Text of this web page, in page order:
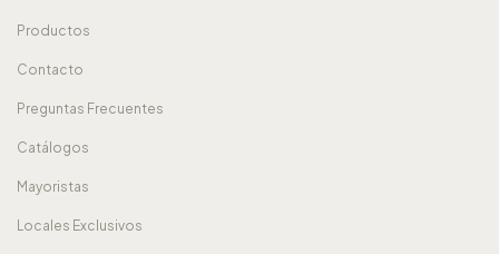
Productos
Contacto
Preguntas Frecuentes
Catálogos
Mayoristas
Locales Exclusivos